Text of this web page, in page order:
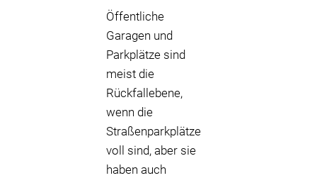
Öffentliche
Garagen und
Parkplätze sind
meist die
Rückfallebene,
wenn die
Straßenparkplätze
voll sind, aber sie
haben auch